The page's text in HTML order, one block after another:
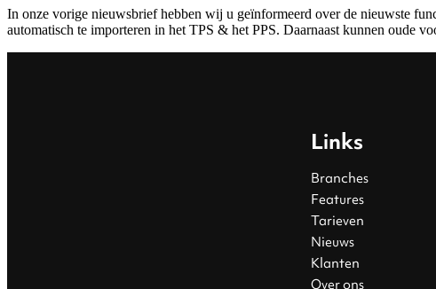
In onze vorige nieuwsbrief hebben wij u geïnformeerd over de nieuwste
automatisch te importeren in het TPS & het PPS. Daarnaast kunnen
Links
Branches
Features
Tarieven
Nieuws
Klanten
Over ons